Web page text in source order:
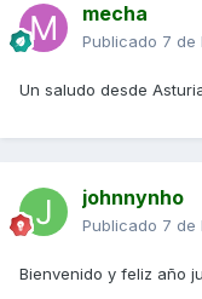
mecha
Publicado 7 de
Un saludo desde
johnnynho
Publicado 7 de
Bienvenido y feliz año